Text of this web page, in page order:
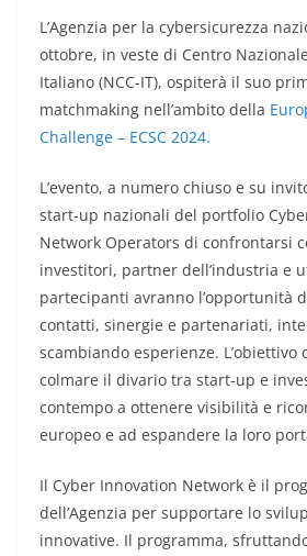
L’Agenzia per la cybersicurezza
ottobre, in veste di Centro
Italiano (NCC-IT), ospiterà il suo
matchmaking nell’ambito della
Challenge – ECSC 2024.
L’evento, a numero chiuso e su
start-up nazionali del portfolio
Network Operators di confrontarsi
investitori, partner dell’industria e
partecipanti avranno l’opportunità
contatti, sinergie e partenariati,
scambiando esperienze. L’obiettivo
colmare il divario tra start-up e
contempo a ottenere visibilità e
europeo e ad espandere la loro
Il Cyber Innovation Network è il
dell’Agenzia per supportare lo
innovative. Il programma,